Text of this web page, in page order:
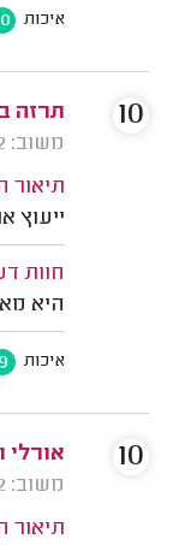
איכות
תרזה
משוב: 10/08/2022
תיאור
ייעוץ
חוות
היא
איכות 9
10
אורלי
משוב: 02/05/2022
תיאור
10